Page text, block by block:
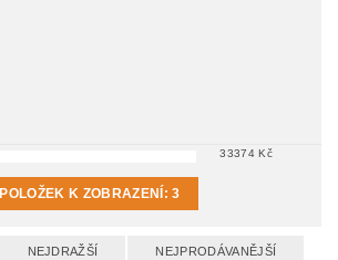
33374Kč
POLOŽEK K ZOBRAZENÍ:3
NEJDRAŽŠÍ NEJPRODÁVANĚJŠÍ